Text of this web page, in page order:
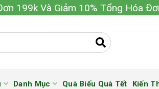
199k Và Giảm 10% Tổng Hóa
Danh Mục Quà Biếu Quà Tết Kiến